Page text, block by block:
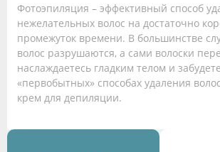
Фотоэпиляция – эффективный способ
нежелательных волос на достаточно
промежуток времени. В большинстве
волос разрушаются, а сами волоски
наслаждаетесь гладким телом и
«первобытных» способах удаления
крем для депиляции.